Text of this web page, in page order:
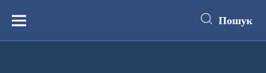
вмістуМеню Пошук